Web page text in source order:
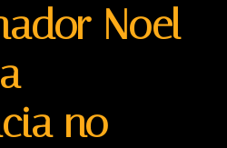
Noel
no